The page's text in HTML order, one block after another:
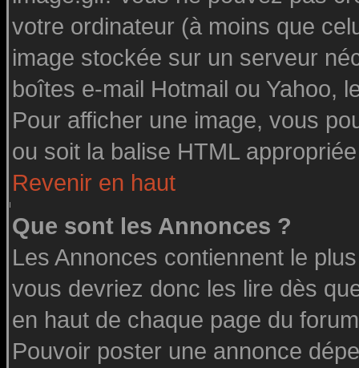
votre ordinateur (à moins que
image stockée sur un serveur
boîtes e-mail Hotmail ou Yahoo,
Pour afficher une image, vous
ou soit la balise HTML
Revenir en haut
Que sont les Annonces ?
Les Annonces contiennent le
vous devriez donc les lire dès
en haut de chaque page du
Pouvoir poster une annonce